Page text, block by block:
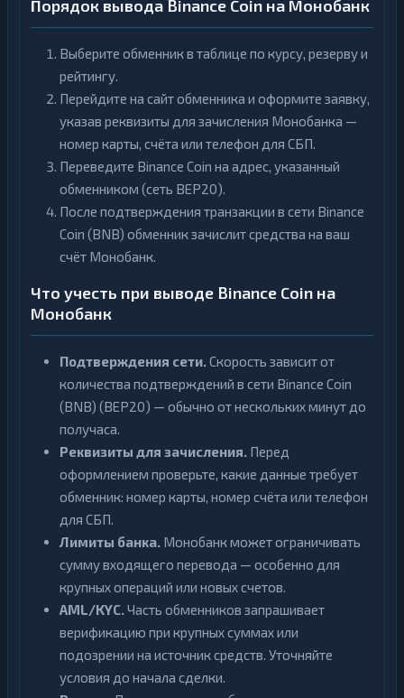
Порядок вывода Binance Coin на Монобанк
Выберите обменник в таблице по курсу, резерву и
рейтингу.
Перейдите на сайт обменника и оформите заявку,
указав реквизиты для зачисления Монобанка —
номер карты, счёта или телефон для СБП.
Переведите Binance Coin на адрес, указанный
обменником (сеть BEP20).
После подтверждения транзакции в сети Binance
Coin (BNB) обменник зачислит средства на ваш
счёт Монобанк.
Что учесть при выводе Binance Coin на
Монобанк
Подтверждения сети.Скорость зависит от
количества подтверждений в сети Binance Coin
(BNB) (BEP20) — обычно от нескольких минут до
получаса.
Реквизиты для зачисления. Перед
оформлением проверьте, какие данные требует
обменник: номер карты, номер счёта или телефон
для СБП.
Лимиты банка. Монобанк может ограничивать
сумму входящего перевода — особенно для
крупных операций или новых счетов.
AML/KYC.Часть обменников запрашивает
верификацию при крупных суммах или
подозрении на источник средств. Уточняйте
условия до начала сделки.